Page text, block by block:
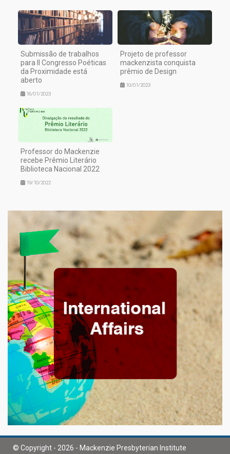
Submissão de trabalhos
para II Congresso Poéticas
da Proximidade está
aberto
16/01/2023
Projeto de professor
mackenzista conquista
prêmio de Design
10/01/2023
Professor do Mackenzie
recebe Prêmio Literário
Biblioteca Nacional 2022
19/10/2022
© Copyright - 2026 - Mackenzie Presbyterian Institute